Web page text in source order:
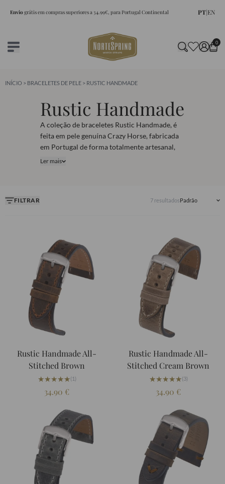
Enviográtis em compras superiores a 34.99€, para Portugal Continental PT|EN
0
INÍCIO > BRACELETES DE PELE > RUSTIC HANDMADE
Rustic Handmade
A coleção de braceletes Rustic Handmade, é
feita em pele genuína Crazy Horse, fabricada
em Portugal de forma totalmente artesanal,
por um experiente artesão. Cada uma
encontre a perfeita para o seu relógio.
Ler mais
FILTRAR 7 resultados
Rustic Handmade All-
Stitched Brown
★★★★★
★★★★★(1)
34.90 €
Rustic Handmade All-
Stitched Cream Brown
★★★★★
★★★★★(3)
34.90 €